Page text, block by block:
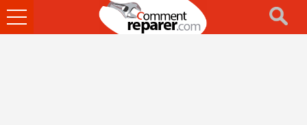
Ouvrir
le